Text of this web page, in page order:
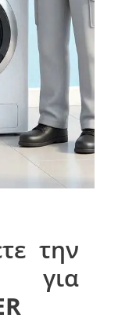
την
για